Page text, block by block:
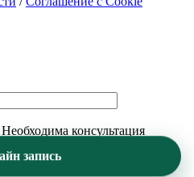
консультация
запись